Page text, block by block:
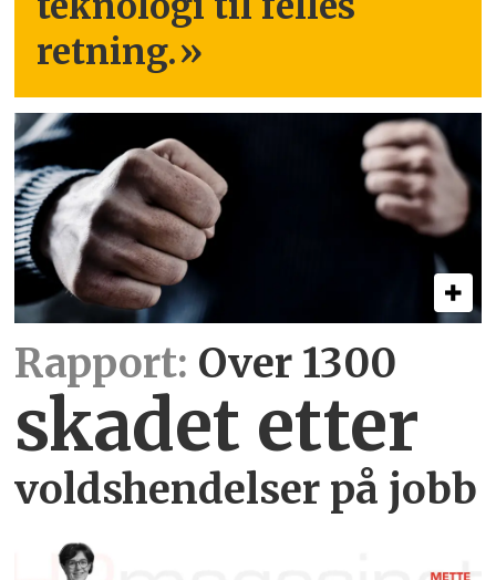
retning.»
Rapport: Over 1300
skadet etter
voldshendelser på jobb